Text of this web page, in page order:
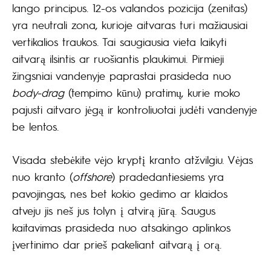
lango principus. 12-os valandos pozicija (zenitas)
yra neutrali zona, kurioje aitvaras turi mažiausiai
vertikalios traukos. Tai saugiausia vieta laikyti
aitvarą ilsintis ar ruošiantis plaukimui. Pirmieji
žingsniai vandenyje paprastai prasideda nuo
body-drag(tempimo kūnu) pratimų, kurie moko
pajusti aitvaro jėgą ir kontroliuotai judėti vandenyje
be lentos.
Visada stebėkite vėjo kryptį kranto atžvilgiu. Vėjas
nuo kranto (offshore) pradedantiesiems yra
pavojingas, nes bet kokio gedimo ar klaidos
atveju jis neš jus tolyn į atvirą jūrą. Saugus
kaitavimas prasideda nuo atsakingo aplinkos
įvertinimo dar prieš pakeliant aitvarą į orą.